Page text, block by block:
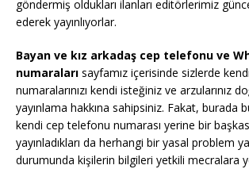
göndermiş oldukları ilanları editörlerimiz
ederek yayınlıyorlar.
Bayan ve kız arkadaş cep telefonu ve
numaraları sayfamız içerisinde sizlerde
numaralarınızı kendi isteğiniz ve arzularınız
yayınlama hakkına sahipsiniz. Fakat, burada
kendi cep telefonu numarası yerine bir
yayınladıkları da herhangi bir yasal problem
durumunda kişilerin bilgileri yetkili mecralara